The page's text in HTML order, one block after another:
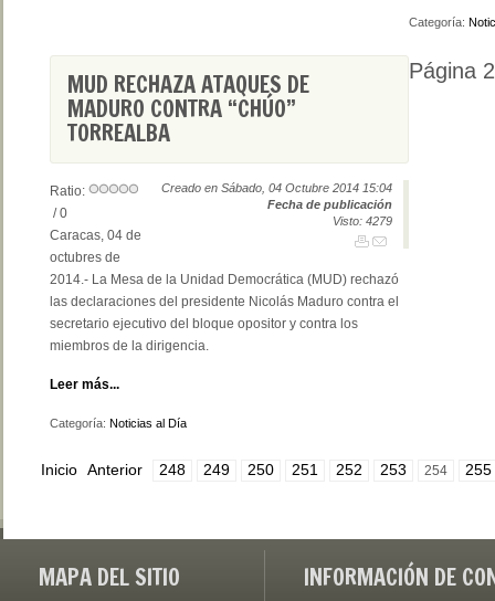
Categoría:
MUD RECHAZA ATAQUES DE
MADURO CONTRA “CHÚO”
TORREALBA
Creado en Sábado, 04 Octubre 2014 15:04
Fecha de publicación
Visto: 4279
Ratio:
/ 0
Caracas, 04 de
octubres de
2014.- La Mesa de la Unidad Democrática (MUD) rechazó
las declaraciones del presidente Nicolás Maduro contra el
secretario ejecutivo del bloque opositor y contra los
miembros de la dirigencia.
Leer más...
Categoría: Noticias al Día
Página
Inicio Anterior 248 249 250 251 252 253 254 255
MAPA DEL SITIO INFORMACIÓN DE